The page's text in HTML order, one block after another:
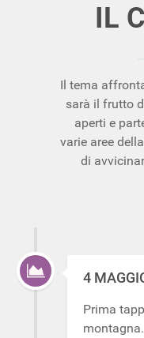
IL
Il tema
sarà il frutto
aperti e
varie aree
di
4
Prima